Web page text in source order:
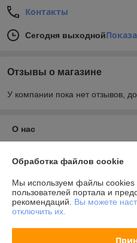
Контакты
Сегодня выходной
Отзывы о магазине
У компании пока нет отзывов,
О нас
Контакты
Доставка и оплата
График работы
Обработка файлов cookie
Мы используем файлы cookies
пользователей портала и
рекомендаций. Вы можете
отключить их.